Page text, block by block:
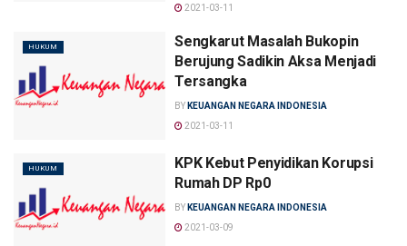
2021-03-11
HUKUM
Sengkarut Masalah Bukopin
Berujung Sadikin Aksa Menjadi
Tersangka
BY KEUANGAN NEGARA INDONESIA
2021-03-11
HUKUM
KPK Kebut Penyidikan Korupsi
Rumah DP Rp0
BY KEUANGAN NEGARA INDONESIA
2021-03-09